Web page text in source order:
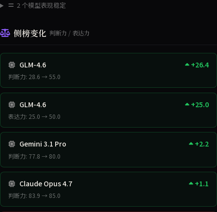
2 个模型表现稳定
侧榜变化 判断力 / 表达力
GLM-4.6 +26.4
判断力: 28.6 → 55.0
GLM-4.6 +25.0
表达力: 25.0 → 50.0
Gemini 3.1 Pro +2.2
判断力: 77.8 → 80.0
Claude Opus 4.7 +1.1
判断力: 83.9 → 85.0